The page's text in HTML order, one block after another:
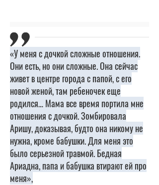
«У меня с дочкой сложные отношения.
Они есть, но они сложные. Она сейчас
живет в центре города с папой, с его
новой женой, там ребеночек еще
родился… Мама все время портила мне
отношения с дочкой. Зомбировала
Аришу, доказывая, будто она никому не
нужна, кроме бабушки. Для меня это
было серьезной травмой. Бедная
Ариадна, папа и бабушка втирают ей про
меня»,